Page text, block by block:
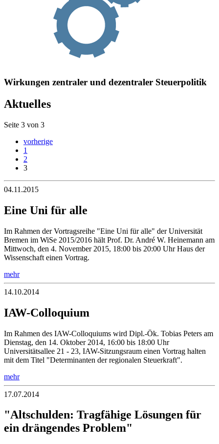
Wirkungen zentraler und dezentraler Steuerpolitik
Aktuelles
Seite 3 von 3
vorherige
1
2
3
04.11.2015
Eine Uni für alle
Im Rahmen der Vortragsreihe "Eine Uni für alle" der Universität
Bremen im WiSe 2015/2016 hält Prof. Dr. André W. Heinemann am
Mittwoch, den 4. November 2015, 18:00 bis 20:00 Uhr Haus der
Wissenschaft einen Vortrag.
mehr
14.10.2014
IAW-Colloquium
Im Rahmen des IAW-Colloquiums wird Dipl.-Ök. Tobias Peters am
Dienstag, den 14. Oktober 2014, 16:00 bis 18:00 Uhr
Universitätsallee 21 - 23, IAW-Sitzungsraum einen Vortrag halten
mit dem Titel "Determinanten der regionalen Steuerkraft".
mehr
17.07.2014
"Altschulden: Tragfähige Lösungen für
ein drängendes Problem"